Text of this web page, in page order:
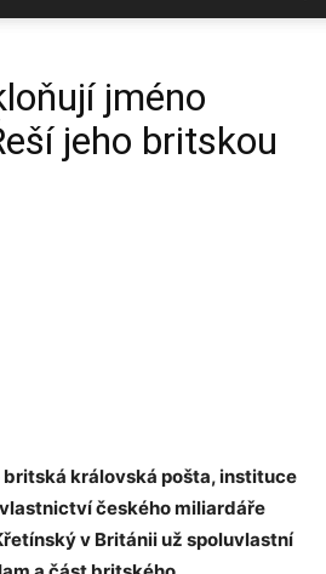
jméno
jeho britskou
britská královská pošta, instituce
českého miliardáře
v Británii už spoluvlastní